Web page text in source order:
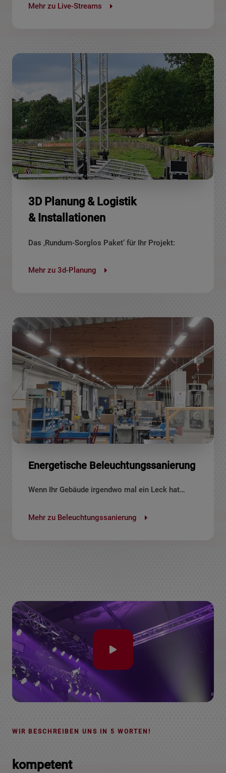
Mehr zu Live-Streams
3D Planung & Logistik
& Installationen
Das ‚Rundum-Sorglos Paket‘ für Ihr Projekt:
Mehr zu 3d-Planung
Energetische Beleuchtungssanierung
Wenn Ihr Gebäude irgendwo mal ein Leck hat…
Mehr zu Beleuchtungssanierung
WIR BESCHREIBEN UNS IN 5 WORTEN!
kompetent